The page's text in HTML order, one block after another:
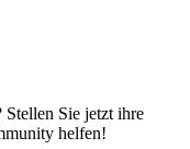
Stellen Sie jetzt ihre
helfen!